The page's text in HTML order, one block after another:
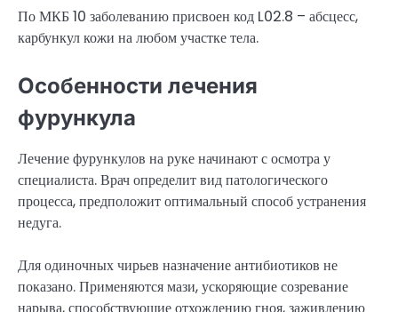
По МКБ 10 заболеванию присвоен код L02.8 – абсцесс,
карбункул кожи на любом участке тела.
Особенности лечения
фурункула
Лечение фурункулов на руке начинают с осмотра у
специалиста. Врач определит вид патологического
процесса, предположит оптимальный способ устранения
недуга.
Для одиночных чирьев назначение антибиотиков не
показано. Применяются мази, ускоряющие созревание